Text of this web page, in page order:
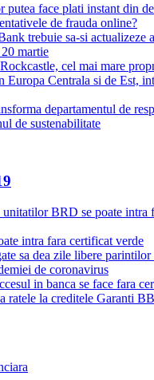
putea face plati instant din
de frauda online?
trebuie sa-si actualizeze
martie
cel mai mare
Europa Centrala si de Est,
departamentul de
de sustenabilitate
unitatilor BRD se poate intra
intra fara certificat verde
sa dea zile libere parintilor
de coronavirus
in banca se face fara
ratele la creditele Garanti